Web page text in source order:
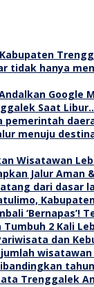
Google
Saat
Wisatawan
Jalur Aman
‘Bernapas’!
2 Kali
Trenggalek